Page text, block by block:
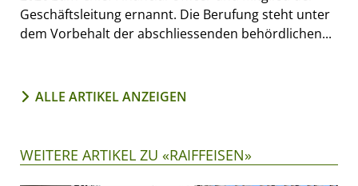
Geschäftsleitung ernannt. Die Berufung steht unter
dem Vorbehalt der abschliessenden behördlichen...
ALLE ARTIKEL ANZEIGEN
WEITERE ARTIKEL ZU «RAIFFEISEN»